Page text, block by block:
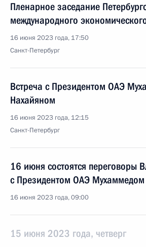
Пленарное заседание
международного
16 июня 2023 года, 17:50
Санкт-Петербург
Встреча с Президентом ОАЭ
Нахайяном
16 июня 2023 года, 12:15
Санкт-Петербург
16 июня состоятся переговоры
с Президентом ОАЭ
16 июня 2023 года, 09:00
15 июня 2023 года, четверг